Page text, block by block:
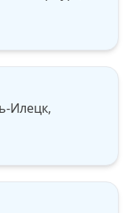
Илецк,